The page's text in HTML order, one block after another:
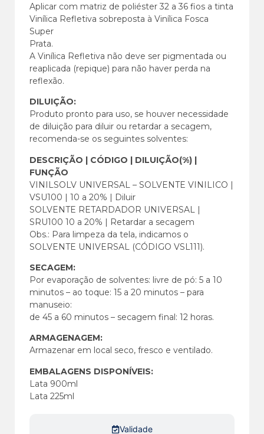
Validade
Aplicar com matriz de poliéster 32 a 36 fios a tinta
Vinílica Refletiva sobreposta à Vinílica Fosca
Super
Prata.
A Vinílica Refletiva não deve ser pigmentada ou
reaplicada (repique) para não haver perda na
reflexão.
DILUIÇÃO:
Produto pronto para uso, se houver necessidade
de diluição para diluir ou retardar a secagem,
recomenda-se os seguintes solventes:
DESCRIÇÃO | CÓDIGO | DILUIÇÃO(%) |
FUNÇÃO
VINILSOLV UNIVERSAL – SOLVENTE VINILICO |
VSU100 | 10 a 20% | Diluir
SOLVENTE RETARDADOR UNIVERSAL |
SRU100 10 a 20% | Retardar a secagem
Obs.: Para limpeza da tela, indicamos o
SOLVENTE UNIVERSAL (CÓDIGO VSL111).
SECAGEM:
Por evaporação de solventes: livre de pó: 5 a 10
minutos – ao toque: 15 a 20 minutos – para
manuseio:
de 45 a 60 minutos – secagem final: 12 horas.
ARMAGENAGEM:
Armazenar em local seco, fresco e ventilado.
EMBALAGENS DISPONÍVEIS:
Lata 900ml
Lata 225ml